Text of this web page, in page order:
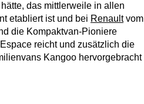
das mittlerweile in allen
etabliert ist und bei Renaultvom
die Kompaktvan-Pioniere
reicht und zusätzlich die
Kangoo hervorgebracht